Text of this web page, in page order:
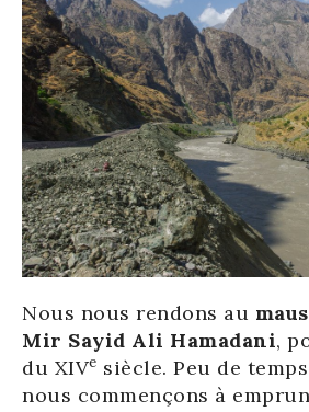
Nous nous rendons au
Mir Sayid Ali Hamadani,
du XIVe siècle. Peu de
nous commençons à